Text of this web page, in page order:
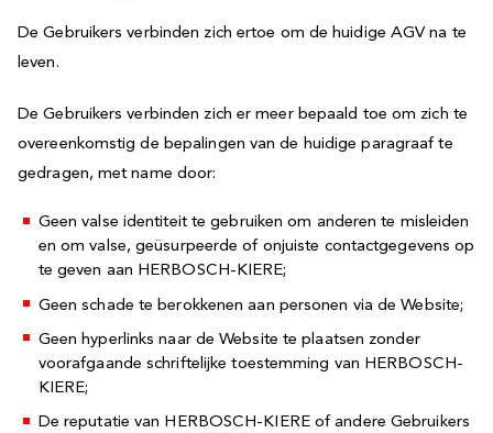
De Gebruikers verbinden zich ertoe om de huidige AGV na te
leven.
De Gebruikers verbinden zich er meer bepaald toe om zich te
overeenkomstig de bepalingen van de huidige paragraaf te
gedragen, met name door:
Geen valse identiteit te gebruiken om anderen te misleiden
en om valse, geüsurpeerde of onjuiste contactgegevens op
te geven aan HERBOSCH-KIERE;
Geen schade te berokkenen aan personen via de Website;
Geen hyperlinks naar de Website te plaatsen zonder
voorafgaande schriftelijke toestemming van HERBOSCH-
KIERE;
De reputatie van HERBOSCH-KIERE of andere Gebruikers